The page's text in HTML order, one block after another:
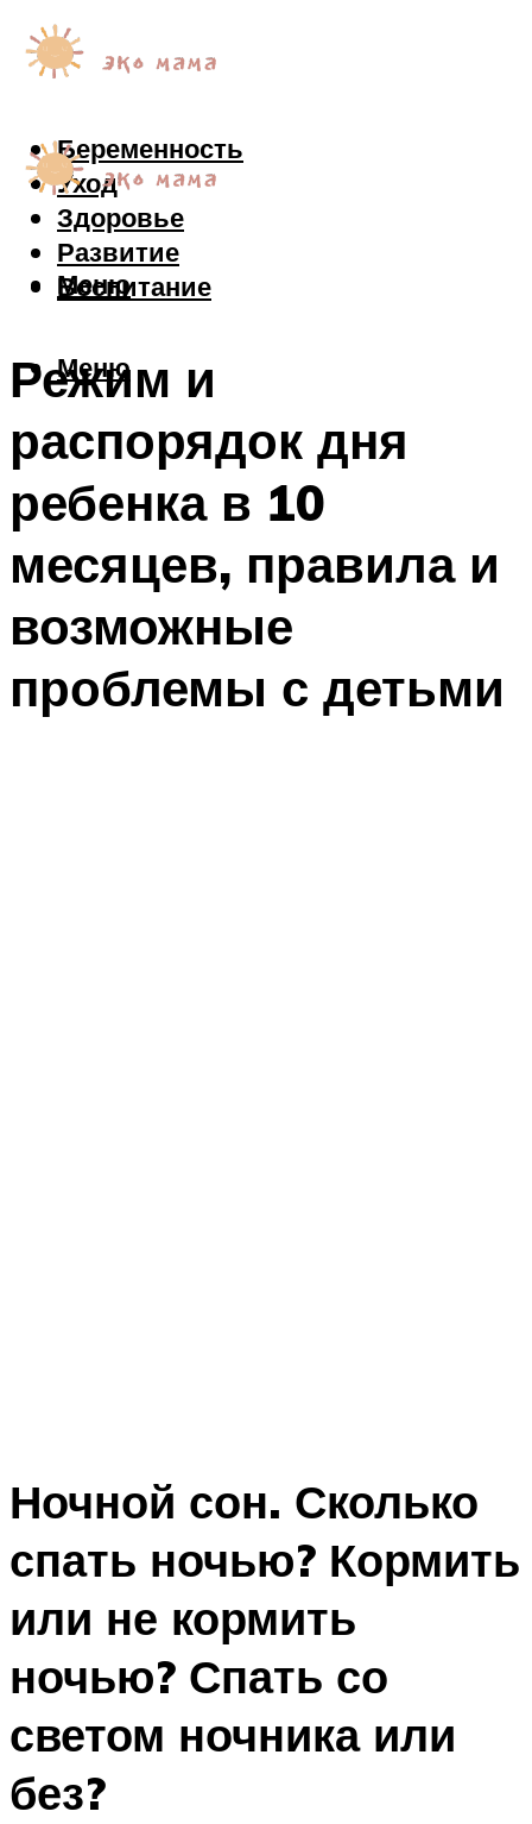
Беременность
Уход
Здоровье
Развитие
Воспитание
Меню
Меню
Режим и
распорядок дня
ребенка в 10
месяцев, правила и
возможные
проблемы с детьми
Ночной сон. Сколько
спать ночью? Кормить
или не кормить
ночью? Спать со
светом ночника или
без?